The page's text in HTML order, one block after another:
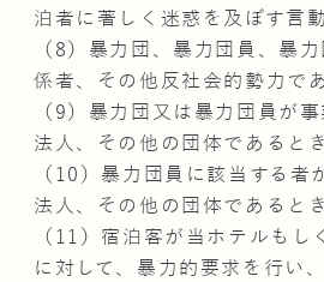
泊者に著しく迷惑を及ぼす言
（8）暴力団、暴力団員、暴
係者、その他反社会的勢力で
（9）暴力団又は暴力団員が
法人、その他の団体であるとき
（10）暴力団員に該当する者
法人、その他の団体であるとき
（11）宿泊客が当ホテルもし
に対して、暴力的要求を行い